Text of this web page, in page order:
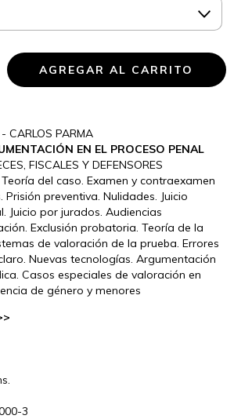
CARLOS PARMA
EN EL PROCESO PENAL
FISCALES Y DEFENSORES
del caso. Examen y contraexamen
preventiva. Nulidades. Juicio
Juicio por jurados. Audiencias
Exclusión probatoria. Teoría de la
de valoración de la prueba. Errores
Nuevas tecnologías. Argumentación
Casos especiales de valoración en
de género y menores
3